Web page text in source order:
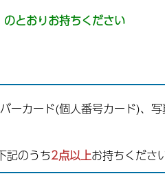
とおりお持ちください
ーカード(個人番号カード)、
記のうち2点以上お持ちくださ